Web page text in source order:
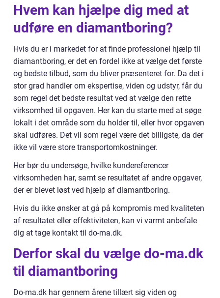
Hvem kan hjælpe dig med at
udføre en diamantboring?
Hvis du er i markedet for at finde professionel hjælp til
diamantboring, er det en fordel ikke at vælge det første
og bedste tilbud, som du bliver præsenteret for. Da det i
stor grad handler om ekspertise, viden og udstyr, får du
som regel det bedste resultat ved at vælge den rette
virksomhed til opgaven. Her kan du starte med at søge
lokalt i det område som du holder til, eller hvor opgaven
skal udføres. Det vil som regel være det billigste, da der
ikke vil være store transportomkostninger.
Her bør du undersøge, hvilke kundereferencer
virksomheden har, samt se resultatet af andre opgaver,
der er blevet løst ved hjælp af diamantboring.
Hvis du ikke ønsker at gå på kompromis med kvaliteten
af resultatet eller effektiviteten, kan vi varmt anbefale
dig at tage kontakt til do-ma.dk.
Derfor skal du vælge do-ma.dk
til diamantboring
Do-ma.dk har gennem årene tillært sig viden og